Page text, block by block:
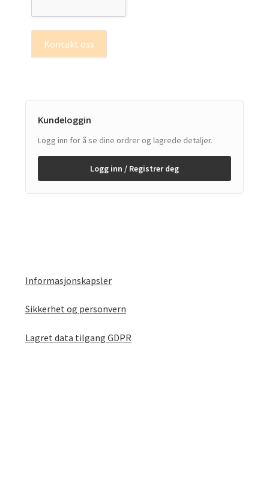
Kontakt oss
Kundeloggin
Logg inn for å se dine ordrer og lagrede detaljer.
Logg inn / Registrer deg
Informasjonskapsler
Sikkerhet og personvern
Lagret data tilgang GDPR